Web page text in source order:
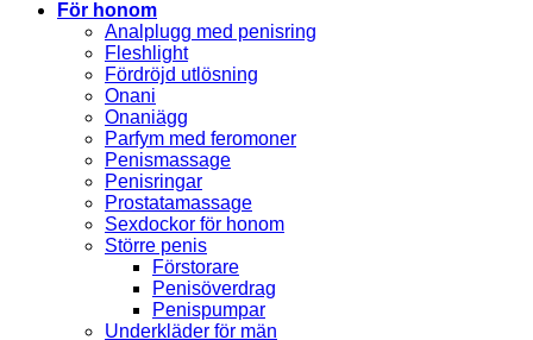
För honom
Analplugg med penisring
Fleshlight
Fördröjd utlösning
Onani
Onaniägg
Parfym med feromoner
Penismassage
Penisringar
Prostatamassage
Sexdockor för honom
Större penis
Förstorare
Penisöverdrag
Penispumpar
Underkläder för män